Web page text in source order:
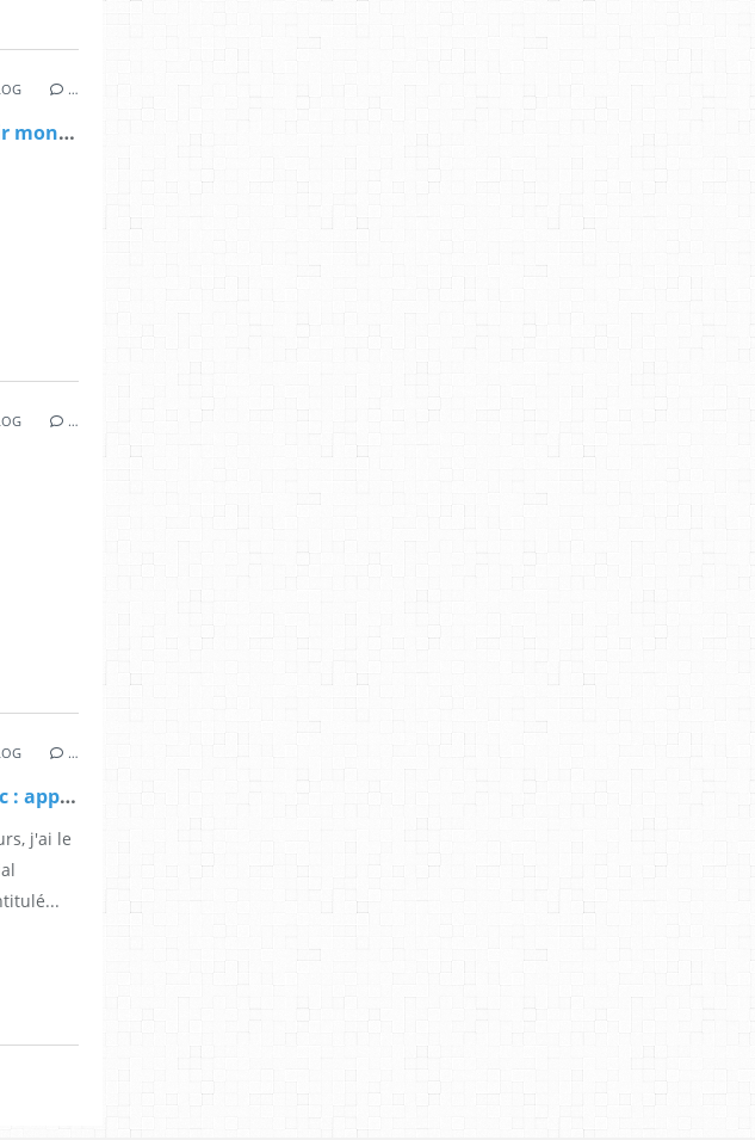
…
Une minute pour découvrir mon livre sur le réenchantement des territoires
…
…
Réenchanter un lieu public : approche méthodologique
j'ai le